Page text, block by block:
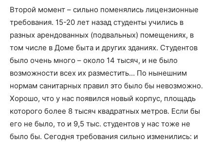
Второй момент – сильно поменялись лицензионные
требования. 15-20 лет назад студенты учились в
разных арендованных (подвальных) помещениях, в
том числе в Доме быта и других зданиях. Студентов
было очень много – около 14 тысяч, и не было
возможности всех их разместить… По нынешним
нормам санитарных правил это было бы невозможно.
Хорошо, что у нас появился новый корпус, площадь
которого более 8 тысяч квадратных метров. Если бы
его не было, то и 9,5 тыс. студентов у нас тоже не
было бы. Сегодня требования сильно изменились: и